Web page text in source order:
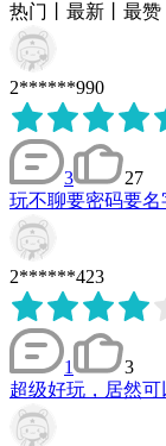
热门
最新 最赞
2******990
3
27
玩不聊要密码要名
2******423
1
3
超级好玩，居然